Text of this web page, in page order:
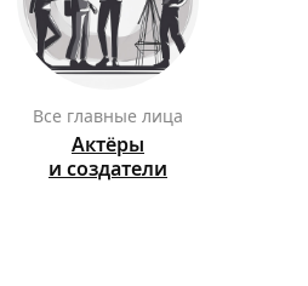
Все главные лица
Актёры
и создатели